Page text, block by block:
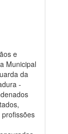
e
Municipal
da
-